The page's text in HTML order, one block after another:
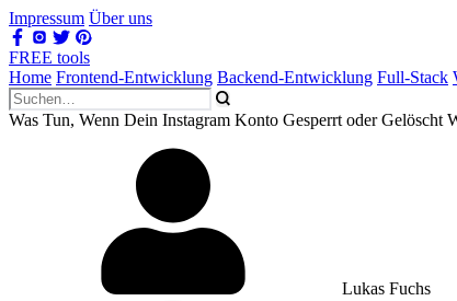
Impressum Über uns
FREE tools
Home Frontend-Entwicklung Backend-Entwicklung Full-Stack
Was Tun, Wenn Dein Instagram Konto Gesperrt oder Gelöscht
Lukas Fuchs